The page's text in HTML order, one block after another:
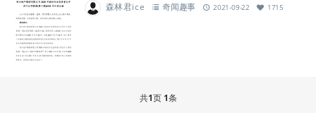
森林君ice 奇闻趣事 2021-09-22 1715
共1页 1条